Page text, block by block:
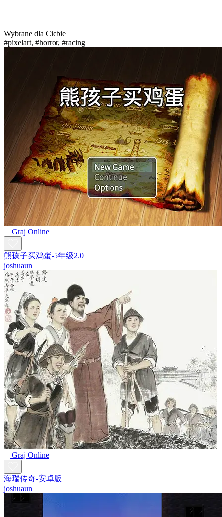
Wybrane dla Ciebie
#pixelart, #horror, #racing
Graj Online
熊孩子买鸡蛋-5年级2.0
joshuaun
Graj Online
海瑞传奇-安卓版
joshuaun